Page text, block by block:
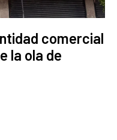
comercial
la ola de